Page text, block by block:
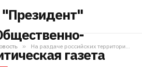
» На раздаче российских территорий должен быть поставлен крест!